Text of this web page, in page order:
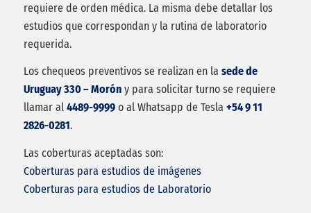
requiere de orden médica. La misma debe detallar los
estudios que correspondan y la rutina de laboratorio
requerida.
Los chequeos preventivos se realizan en la sede de
Uruguay 330 – Moróny para solicitar turno se requiere
llamar al 4489-9999o al Whatsapp de Tesla +54 9 11
2826-0281.
Las coberturas aceptadas son:
Coberturas para estudios de imágenes
Coberturas para estudios de Laboratorio